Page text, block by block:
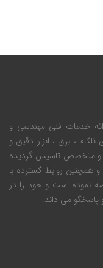
خدمات فنی مهندسی و
، برق ، ابزار دقیق و
و متخصص تاسیس گردیده
همچنین روابط گسترده با
نموده است و خود را در
پاسخگو می داند.